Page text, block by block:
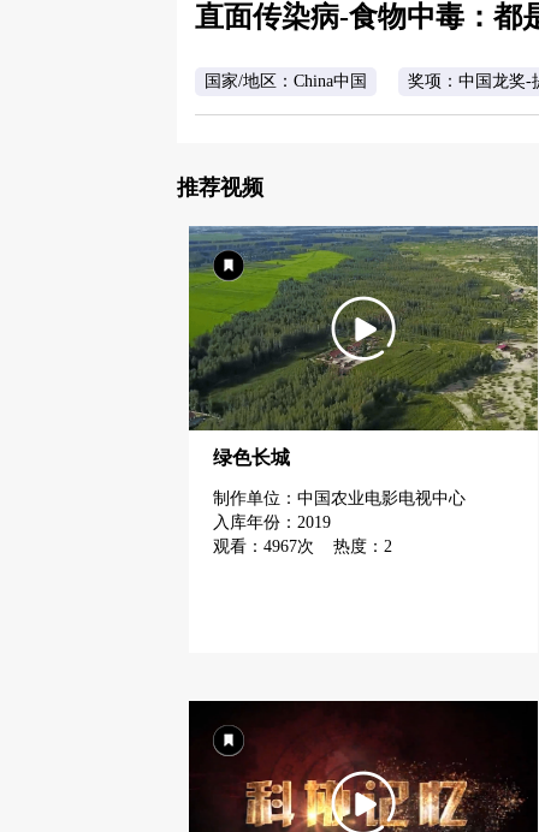
直面传染病-食物中毒：都
国家/地区：China中国 奖项：中国龙奖-
推荐视频
绿色长城
制作单位：中国农业电影电视中心
入库年份：2019
观看：4967次 热度：2